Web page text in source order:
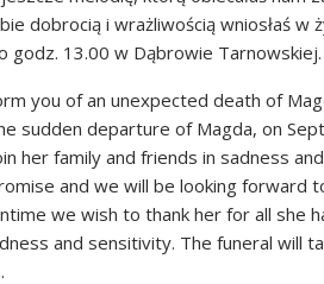
dobrocią i wrażliwością wniosłaś w
godz. 13.00 w Dąbrowie Tarnowskiej.
you of an unexpected death of
sudden departure of Magda, on
her family and friends in sadness
and we will be looking forward
we wish to thank her for all she
and sensitivity. The funeral will